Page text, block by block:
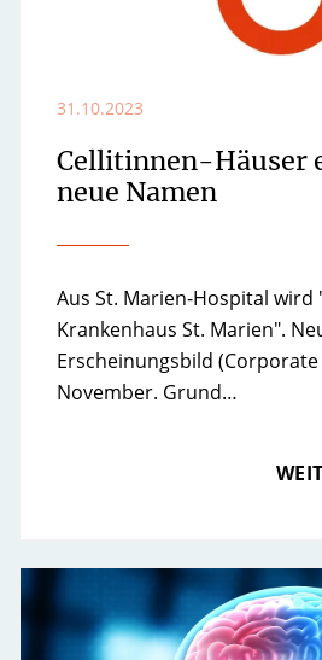
31.10.2023
Cellitinnen-Häuser
neue Namen
Aus St. Marien-Hospital wird
Krankenhaus St. Marien".
Erscheinungsbild (Corporate
November. Grund…